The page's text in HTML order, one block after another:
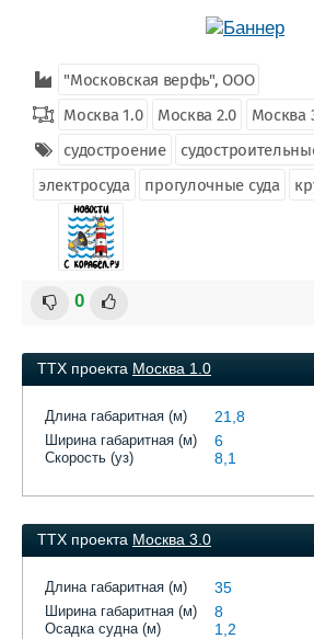
"Московская верфь", ООО
Москва 1.0
Москва 2.0
Москва
судостроение
электросуда
прогулочные суда
0
ТТХ проекта Москва 1.0
Длина габаритная (м) 21,8
Ширина габаритная (м) 6
Скорость (уз) 8,1
ТТХ проекта Москва 3.0
Длина габаритная (м) 35
Ширина габаритная (м) 8
Осадка судна (м) 1,2